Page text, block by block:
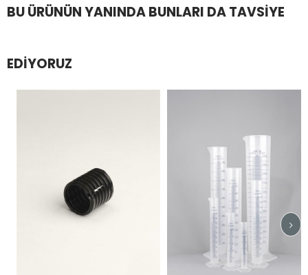
BU ÜRÜNÜN YANINDA BUNLARI DA TAVSIYE
EDIYORUZ